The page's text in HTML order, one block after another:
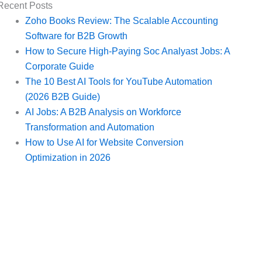
Posts
Zoho Books Review: The Scalable Accounting
Software for B2B Growth
How to Secure High-Paying Soc Analyast Jobs: A
Corporate Guide
The 10 Best AI Tools for YouTube Automation
(2026 B2B Guide)
AI Jobs: A B2B Analysis on Workforce
Transformation and Automation
How to Use AI for Website Conversion
Optimization in 2026